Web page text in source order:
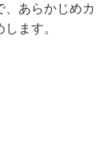
、あらかじめカ
ます。